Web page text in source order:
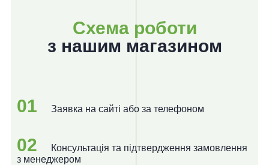
Схема роботи
з нашим магазином
01 Заявка на сайті або за телефоном
02
Консультація та підтвердження замовлення
з менеджером